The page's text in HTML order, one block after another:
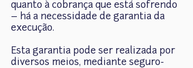
quanto à cobrança que está sofrendo
– há a necessidade de garantia da
execução.
Esta garantia pode ser realizada por
diversos meios, mediante seguro-